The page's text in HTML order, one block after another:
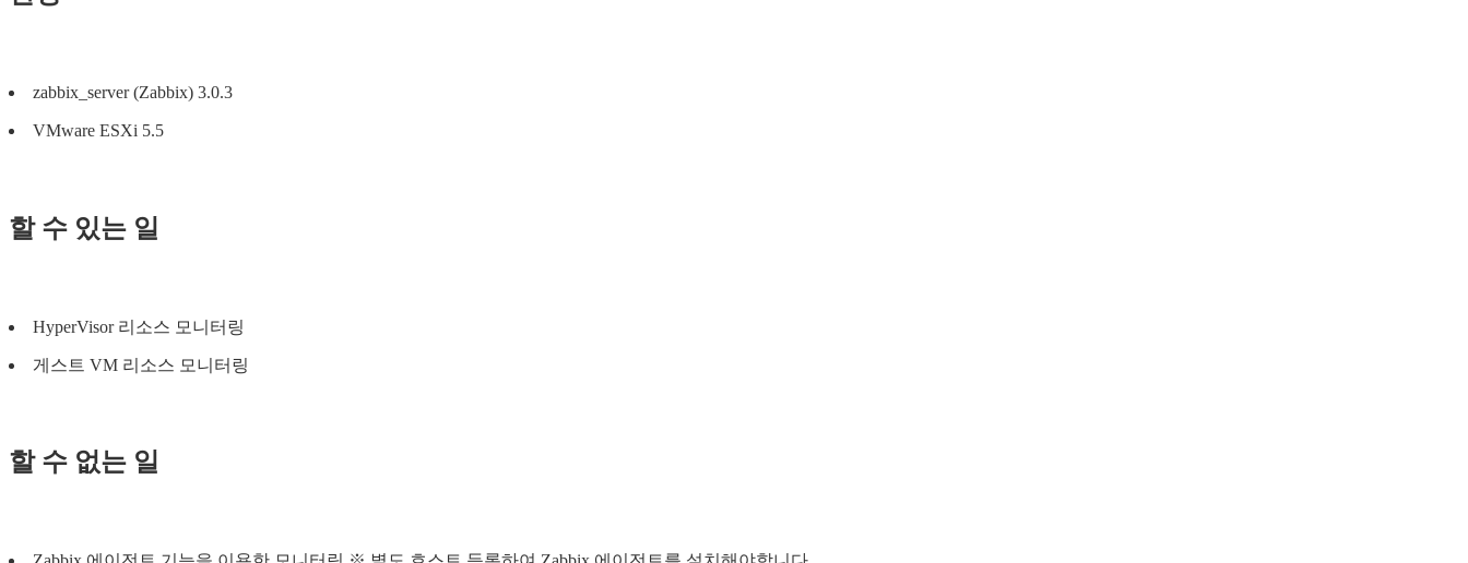
zabbix_server (Zabbix) 3.0.3
VMware ESXi 5.5
할 수 있는 일
HyperVisor 리소스 모니터링
게스트 VM 리소스 모니터링
할 수 없는 일